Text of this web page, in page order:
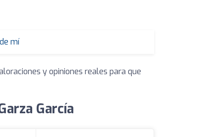
mí
y opiniones reales para que
García